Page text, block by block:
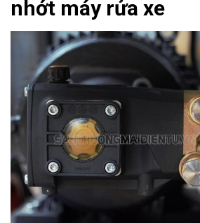
nhớt máy rửa xe